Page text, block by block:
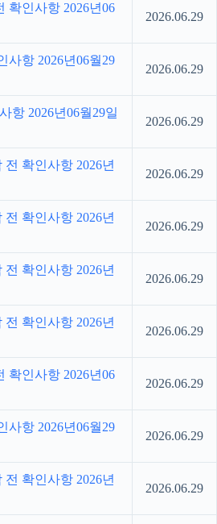
확인사항 2026년06
2026.06.29
사항 2026년06월29
2026.06.29
항 2026년06월29일
2026.06.29
확인사항 2026년
2026.06.29
확인사항 2026년
2026.06.29
확인사항 2026년
2026.06.29
확인사항 2026년
2026.06.29
확인사항 2026년06
2026.06.29
사항 2026년06월29
2026.06.29
확인사항 2026년
2026.06.29